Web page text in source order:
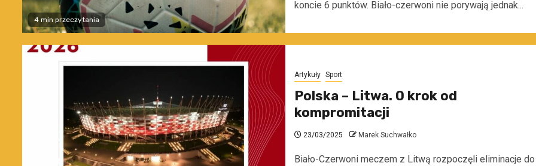
4 min przeczytania
koncie 6 punktów. Biało-czerwoni nie porywają jednak...
Artykuły Sport
Polska – Litwa. O krok od
kompromitacji
23/03/2025 Marek Suchwałko
Biało-Czerwoni meczem z Litwą rozpoczęli eliminacje do